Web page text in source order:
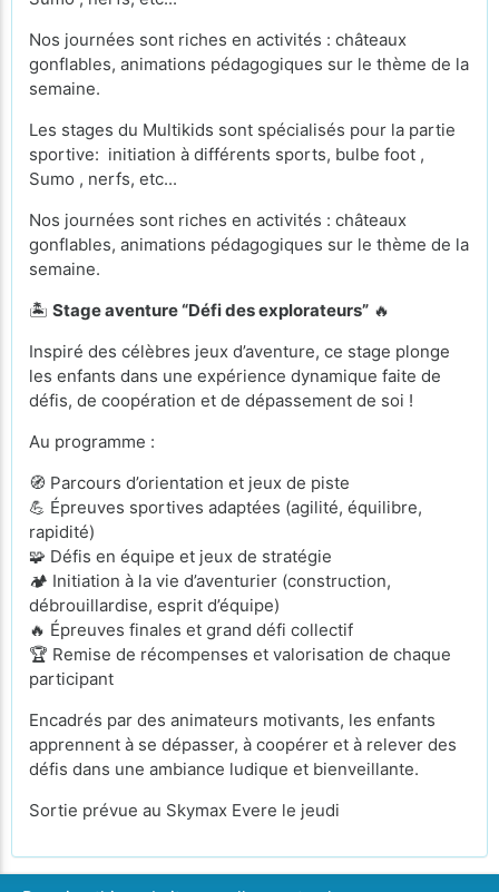
Nos journées sont riches en activités : châteaux
gonflables, animations pédagogiques sur le thème de la
semaine.
Les stages du Multikids sont spécialisés pour la partie
sportive: initiation à différents sports, bulbe foot ,
Sumo , nerfs, etc...
Nos journées sont riches en activités : châteaux
gonflables, animations pédagogiques sur le thème de la
semaine.
🏝️ Stage aventure “Défi des explorateurs” 🔥
Inspiré des célèbres jeux d’aventure, ce stage plonge
les enfants dans une expérience dynamique faite de
défis, de coopération et de dépassement de soi !
Au programme :
🧭 Parcours d’orientation et jeux de piste
💪 Épreuves sportives adaptées (agilité, équilibre,
rapidité)
🧩 Défis en équipe et jeux de stratégie
🏕️ Initiation à la vie d’aventurier (construction,
débrouillardise, esprit d’équipe)
🔥 Épreuves finales et grand défi collectif
🏆 Remise de récompenses et valorisation de chaque
participant
Encadrés par des animateurs motivants, les enfants
apprennent à se dépasser, à coopérer et à relever des
défis dans une ambiance ludique et bienveillante.
Sortie prévue au Skymax Evere le jeudi